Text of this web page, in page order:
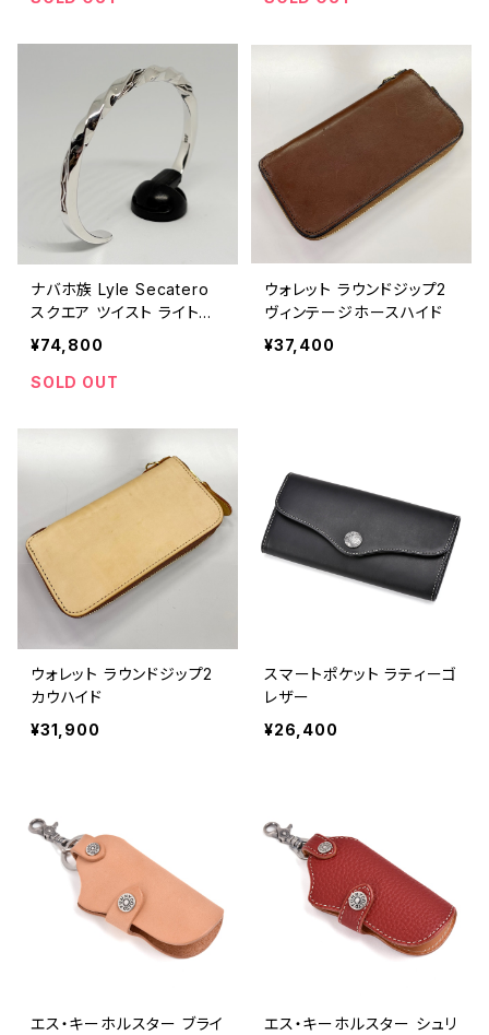
ナバホ族 Lyle Secatero
スクエア ツイスト ライトニ
ング バングル
¥74,800
SOLD OUT
ウォレット ラウンドジップ2
ヴィンテージホースハイド
¥37,400
ウォレット ラウンドジップ2
カウハイド
¥31,900
スマートポケット ラティーゴ
レザー
¥26,400
エス・キーホルスター ブライ
エス・キーホルスター シュリ